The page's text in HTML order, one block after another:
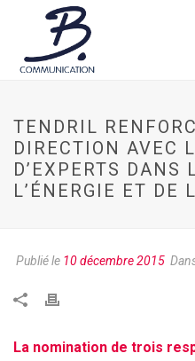
TENDRIL
DIRECTION AVEC
D’EXPERTS DANS
L’ÉNERGIE ET DE
Publié le 10 décembre 2015
La nomination de trois